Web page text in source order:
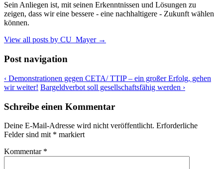
Sein Anliegen ist, mit seinen Erkenntnissen und Lösungen zu
zeigen, dass wir eine bessere - eine nachhaltigere - Zukunft wählen
können.
View all posts by CU_Mayer →
Post navigation
‹ Demonstrationen gegen CETA/ TTIP – ein großer Erfolg, gehen
wir weiter! Bargeldverbot soll gesellschaftsfähig werden ›
Schreibe einen Kommentar
Deine E-Mail-Adresse wird nicht veröffentlicht. Erforderliche
Felder sind mit * markiert
Kommentar *